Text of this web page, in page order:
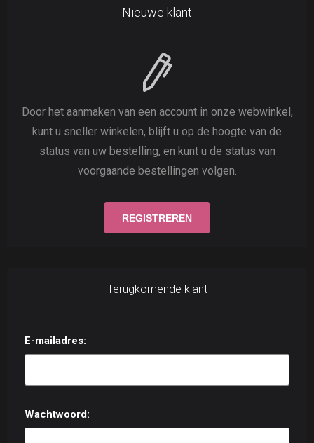
Nieuwe klant
Door het aanmaken van een account in onze webwinkel,
kunt u sneller winkelen, blijft u op de hoogte van de
status van uw bestelling, en kunt u de status van
voorgaande bestellingen volgen.
Terugkomende klant
E-mailadres:
Wachtwoord: